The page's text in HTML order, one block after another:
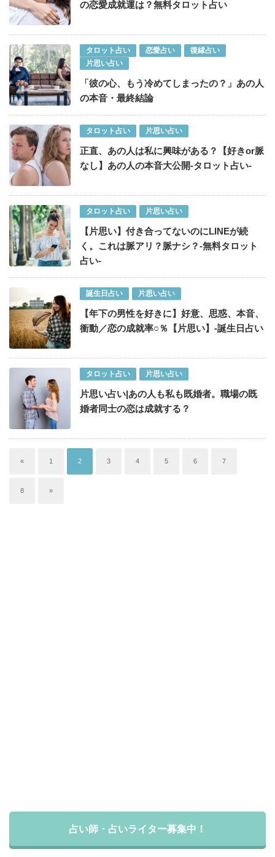
の恋愛成就運は？無料タロット占い
タロット占い 恋愛占い
復縁占い
片思い占い
「彼の心、もう冷めてしまったの？」あの人
の本音・最終結論
タロット占い 片思い占い
正直、あの人は私に興味がある？【好きor脈
なし】あの人の本音大公開-タロット占い-
タロット占い 片思い占い
【片思い】付き合ってないのにLINEが続
く。これは脈アリ？脈ナシ？-無料タロット
占い-
誕生日占い 片思い占い
【年下の男性を好きに】好意、思惑、本音、
衝動／恋の成就率○％【片思い】-誕生日占い
タロット占い 片思い占い
片思い占い|あの人も私も既婚者。職場の既
婚者同士の恋は成就する？
« 1 2 3 4 5 6 7
8 »
占い師・占いライター募集中！